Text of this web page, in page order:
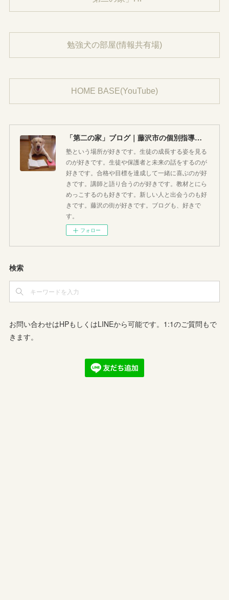
勉強犬の部屋(情報共有場)
HOME BASE(YouTube)
「第二の家」ブログ｜藤沢市の個別指導塾のお話
塾という場所が好きです。生徒の成長する姿を見る
のが好きです。生徒や保護者と未来の話をするのが
好きです。合格や目標を達成して一緒に喜ぶのが好
きです。講師と語り合うのが好きです。教材とにら
めっこするのも好きです。新しい人と出会うのも好
きです。藤沢の街が好きです。ブログも、好きで
す。
フォロー
検索
お問い合わせはHPもしくはLINEから可能です。1:1のご質問もで
きます。